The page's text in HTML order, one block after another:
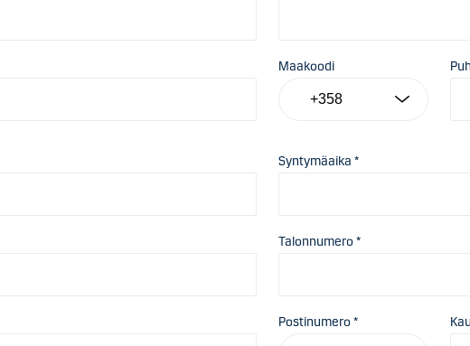
Maakoodi
Syntymäaika *
Talonnumero *
Postinumero *